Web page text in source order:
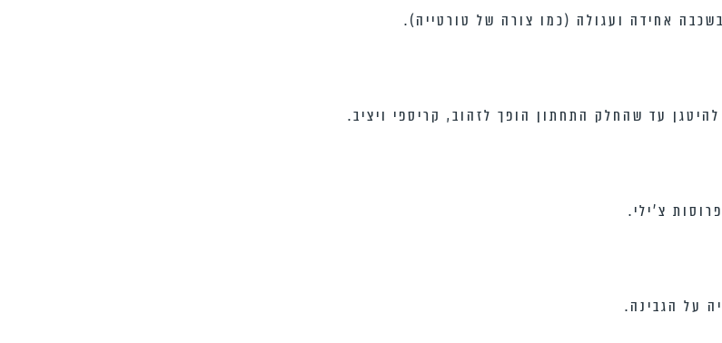
אחידה ועגולה (כמו צורה של טורטייה).
עד שהחלק התחתון הופך לזהוב, קריספי ויציב.
צ’ילי.
על הגבינה.